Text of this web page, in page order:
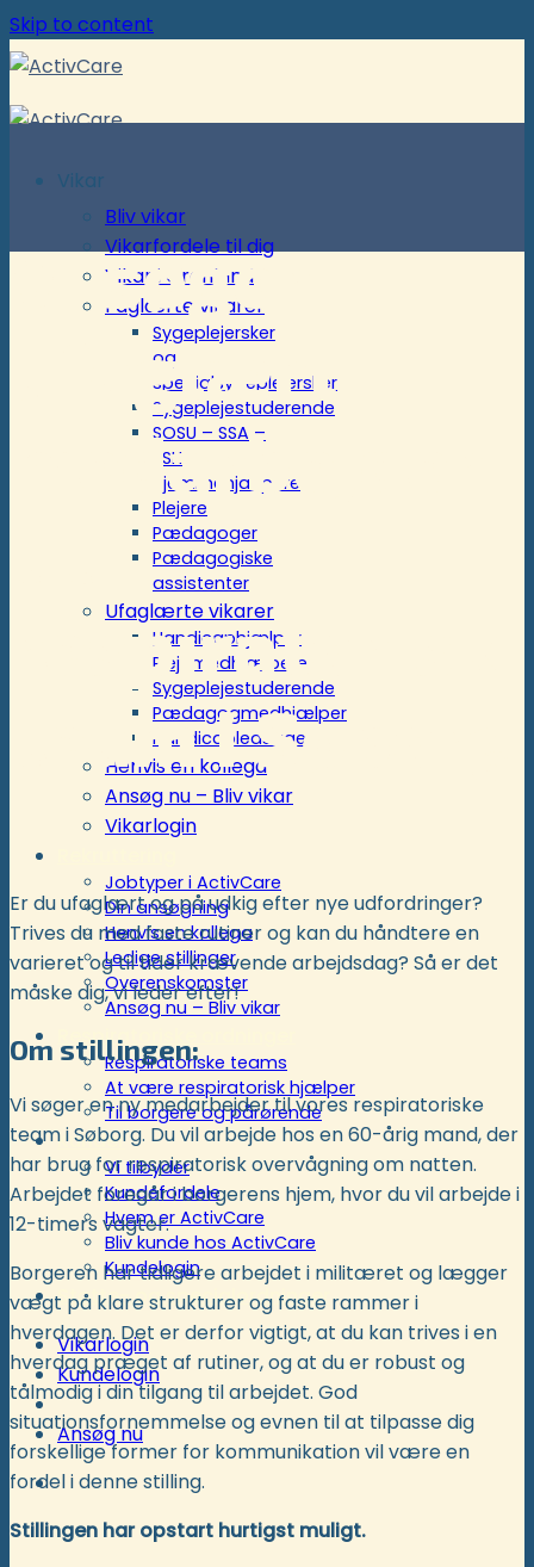
Skip to content
Vikar
Bliv vikar
Vikarfordele til dig
Vikar i Grønland
Faglærte vikarer
Sygeplejersker
og
specialsygeplejersker
Sygeplejestuderende
SOSU – SSA –
SSH
Hjemmehjælpere
Plejere
Pædagoger
Pædagogiske
assistenter
Ufaglærte vikarer
Handicaphjælper
Plejemedhjælpere
Sygeplejestuderende
Pædagogmedhjælper
Handicapledsager
Henvis en kollega
Ansøg nu – Bliv vikar
Vikarlogin
Jobtyper i ActivCare
Din ansøgning
Henvis en kollega
Ledige stillinger
Overenskomster
Ansøg nu – Bliv vikar
Respiratoriske ordninger
Respiratoriske teams
At være respiratorisk hjælper
Til borgere og pårørende
Kunder
Vi tilbyder
Kundefordele
Hvem er ActivCare
Bliv kunde hos ActivCare
Kundelogin
Støtte- og specialordninger
Vikarlogin
Kundelogin
Ansøg nu
Vi søger
ufaglært
medarbejder
respiratorisk
team i Søborg
Er du ufaglært og på udkig efter nye udfordringer?
Trives du med faste rutiner og kan du håndtere en
varieret og til tider krævende arbejdsdag? Så er det
måske dig, vi leder efter!
Om stillingen:
Vi søger en ny medarbejder til vores respiratoriske
team i Søborg. Du vil arbejde hos en 60-årig mand, der
har brug for respiratorisk overvågning om natten.
Arbejdet foregår i borgerens hjem, hvor du vil arbejde i
12-timers vagter.
Borgeren har tidligere arbejdet i militæret og lægger
vægt på klare strukturer og faste rammer i
hverdagen. Det er derfor vigtigt, at du kan trives i en
hverdag præget af rutiner, og at du er robust og
tålmodig i din tilgang til arbejdet. God
situationsfornemmelse og evnen til at tilpasse dig
forskellige former for kommunikation vil være en
fordel i denne stilling.
Stillingen har opstart hurtigst muligt.